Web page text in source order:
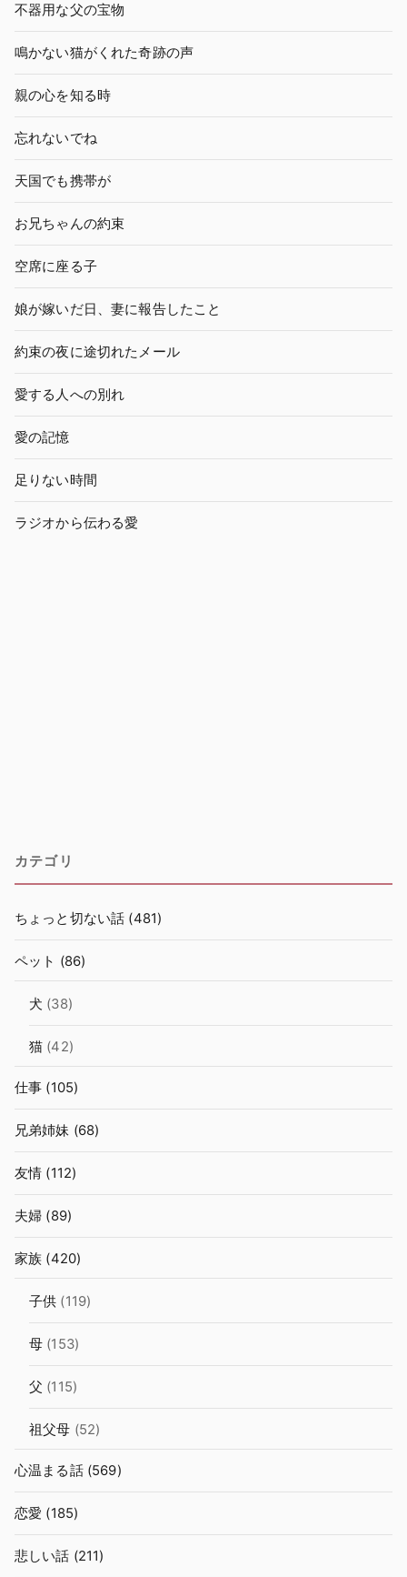
不器用な父の宝物
鳴かない猫がくれた奇跡の声
親の心を知る時
忘れないでね
天国でも携帯が
お兄ちゃんの約束
空席に座る子
娘が嫁いだ日、妻に報告したこと
約束の夜に途切れたメール
愛する人への別れ
愛の記憶
足りない時間
ラジオから伝わる愛
カテゴリ
ちょっと切ない話 (481)
ペット (86)
犬 (38)
猫 (42)
仕事 (105)
兄弟姉妹 (68)
友情 (112)
夫婦 (89)
家族 (420)
子供 (119)
母 (153)
父 (115)
祖父母 (52)
心温まる話(569)
恋愛 (185)
悲しい話 (211)